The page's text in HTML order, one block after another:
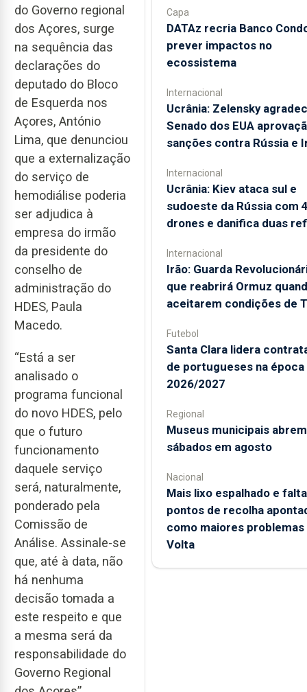
do Governo regional
dos Açores, surge
na sequência das
declarações do
deputado do Bloco
de Esquerda nos
Açores, António
Lima, que denunciou
que a externalização
do serviço de
hemodiálise poderia
ser adjudica à
empresa do irmão
da presidente do
conselho de
administração do
HDES, Paula
Macedo.
“Está a ser
analisado o
programa funcional
do novo HDES, pelo
que o futuro
funcionamento
daquele serviço
será, naturalmente,
ponderado pela
Comissão de
Análise. Assinale-se
que, até à data, não
há nenhuma
decisão tomada a
este respeito e que
a mesma será da
responsabilidade do
Governo Regional
Capa
DATAz recria Banco
prever impactos no
ecossistema
Internacional
Ucrânia: Zelensky
Senado dos EUA
sanções contra Rússia e
Internacional
Ucrânia: Kiev ataca sul e
sudoeste da Rússia com
drones e danifica duas
Internacional
Irão: Guarda
que reabrirá Ormuz
aceitarem condições de
Futebol
Santa Clara lidera
de portugueses na época
2026/2027
Regional
Museus municipais
sábados em agosto
Nacional
Mais lixo espalhado e
pontos de recolha
como maiores problemas
Volta